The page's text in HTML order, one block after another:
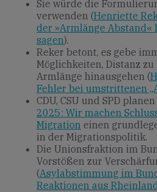
Sie würde die
verwenden (Henriette
der »Armlänge Abstand«
sagen).
Reker betont, es gebe
Möglichkeiten, Distanz
Armlänge hinausgehen (
Fehler bei umstrittenen
CDU, CSU und SPD
2025: Wir machen
Migration einen
in der Migrationspolitik.
Die Unionsfraktion im
Vorstößen zur
(Asylabstimmung im
Reaktionen aus